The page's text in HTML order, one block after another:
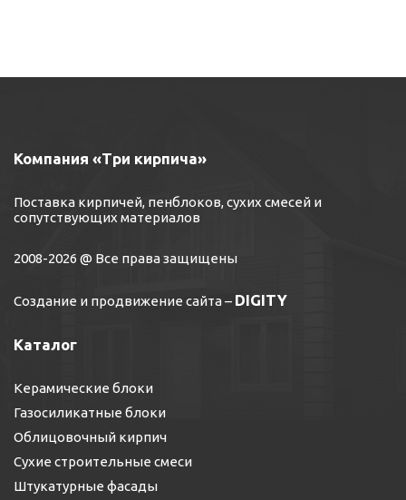
Компания «Три кирпича»
Поставка кирпичей, пенблоков, сухих смесей и
сопутствующих материалов
2008-2026 @ Все права защищены
Создание и продвижение сайта– DIGITY
Каталог
Керамические блоки
Газосиликатные блоки
Облицовочный кирпич
Сухие строительные смеси
Штукатурные фасады